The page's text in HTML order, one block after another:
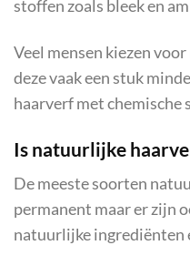
stoffen zoals bleek en
Veel mensen kiezen
deze vaak een stuk
haarverf met chemische
Is natuurlijke
De meeste soorten
permanent maar er zijn
natuurlijke ingrediënten